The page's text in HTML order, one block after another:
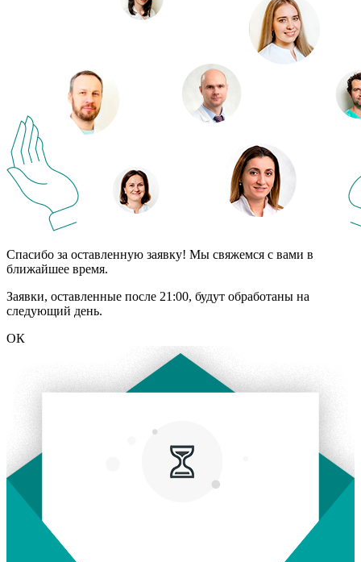
Спасибо за оставленную заявку! Мы свяжемся с вами в
ближайшее время.
Заявки, оставленные после 21:00, будут обработаны на
следующий день.
ОК